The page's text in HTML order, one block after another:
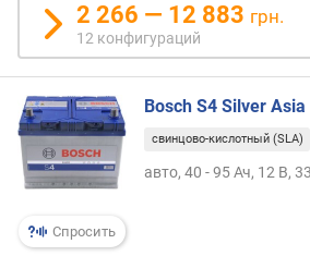
2 266 — 12 883 грн.
12 конфигураций
Спросить
Bosch S4 Silver Asia
свинцово-кислотный (SLA)
авто, 40 - 95 Ач, 12 В,